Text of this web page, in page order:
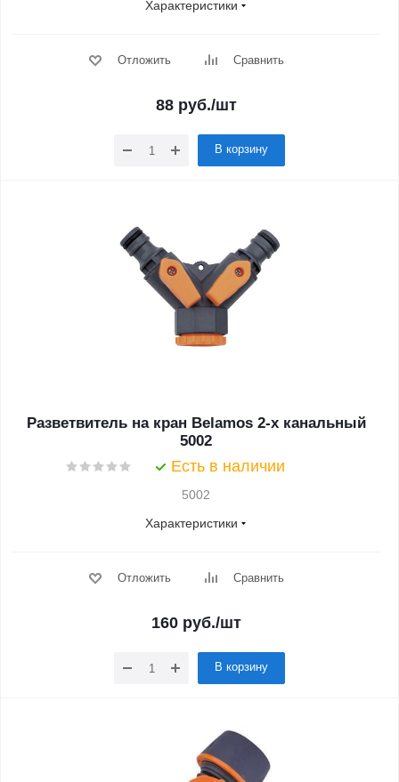
Характеристики
Отложить Сравнить
88 руб./шт
В корзину
Разветвитель на кран Belamos 2-х канальный
5002
Есть в наличии
5002
Характеристики
Отложить Сравнить
160 руб./шт
В корзину